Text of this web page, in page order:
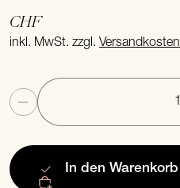
CHF
inkl. MwSt. zzgl.Versandkosten
Anzahl
In den Warenkorb